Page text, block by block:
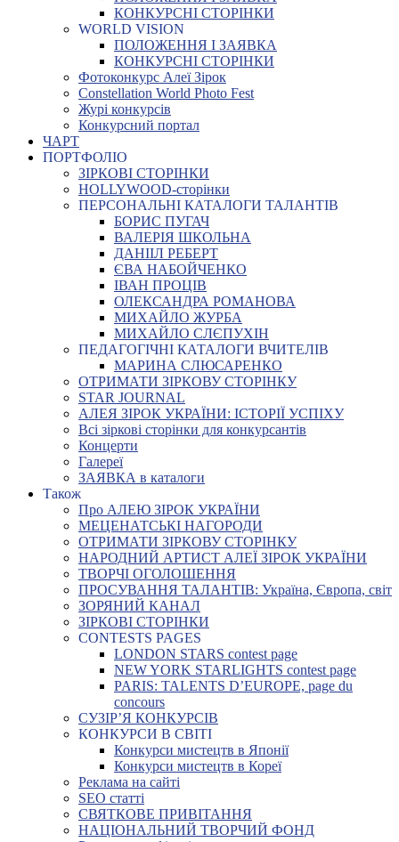
КОНКУРСНІ СТОРІНКИ
WORLD VISION
ПОЛОЖЕННЯ І ЗАЯВКА
КОНКУРСНІ СТОРІНКИ
Фотоконкурс Алеї Зірок
Constellation World Photo Fest
Журі конкурсів
Конкурсний портал
ЧАРТ
ПОРТФОЛІО
ЗІРКОВІ СТОРІНКИ
HOLLYWOOD-сторінки
ПЕРСОНАЛЬНІ КАТАЛОГИ ТАЛАНТІВ
БОРИС ПУГАЧ
ВАЛЕРІЯ ШКОЛЬНА
ДАНІІЛ РЕБЕРТ
ЄВА НАБОЙЧЕНКО
ІВАН ПРОЦІВ
ОЛЕКСАНДРА РОМАНОВА
МИХАЙЛО ЖУРБА
МИХАЙЛО СЛЄПУХІН
ПЕДАГОГІЧНІ КАТАЛОГИ ВЧИТЕЛІВ
МАРИНА СЛЮСАРЕНКО
ОТРИМАТИ ЗІРКОВУ СТОРІНКУ
STAR JOURNAL
АЛЕЯ ЗІРОК УКРАЇНИ: ІСТОРІЇ УСПІХУ
Всі зіркові сторінки для конкурсантів
Концерти
Галереї
ЗАЯВКА в каталоги
Також
Про АЛЕЮ ЗІРОК УКРАЇНИ
МЕЦЕНАТСЬКІ НАГОРОДИ
ОТРИМАТИ ЗІРКОВУ СТОРІНКУ
НАРОДНИЙ АРТИСТ АЛЕЇ ЗІРОК УКРАЇНИ
ТВОРЧІ ОГОЛОШЕННЯ
ПРОСУВАННЯ ТАЛАНТІВ: Україна, Європа, світ
ЗОРЯНИЙ КАНАЛ
ЗІРКОВІ СТОРІНКИ
CONTESTS PAGES
LONDON STARS contest page
NEW YORK STARLIGHTS contest page
PARIS: TALENTS D’EUROPE, page du
concours
СУЗІР’Я КОНКУРСІВ
КОНКУРСИ В СВІТІ
Конкурси мистецтв в Японії
Конкурси мистецтв в Кореї
Реклама на сайті
SEO статті
СВЯТКОВЕ ПРИВІТАННЯ
НАЦІОНАЛЬНИЙ ТВОРЧИЙ ФОНД